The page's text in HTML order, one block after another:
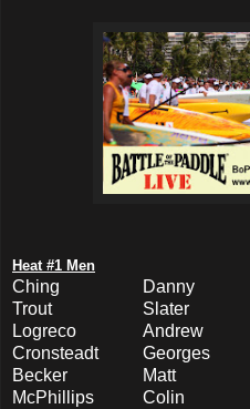
Heat #1 Men
Ching Danny
Trout
Slater
Logreco
Andrew
Cronsteadt
Georges
Becker
Matt
McPhillips
Colin